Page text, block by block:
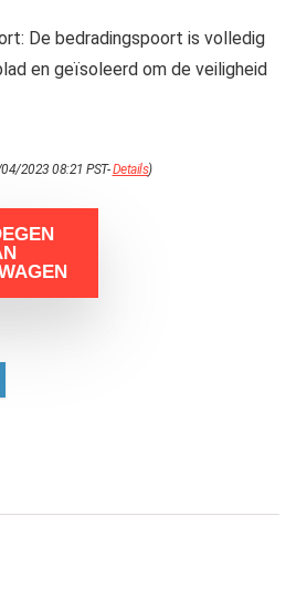
De bedradingspoort is volledig
en geïsoleerd om de veiligheid
2023 08:21 PST-Details)